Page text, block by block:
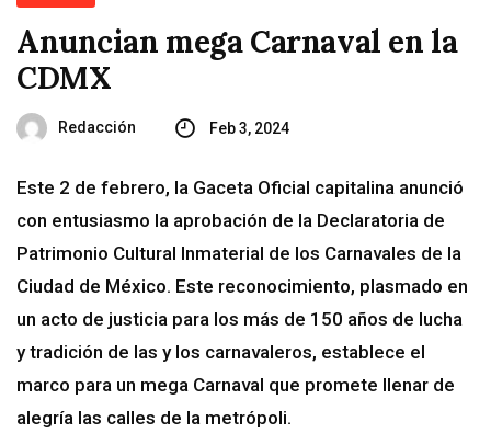
Anuncian mega Carnaval en la
CDMX
Redacción Feb 3, 2024
Este 2 de febrero, la Gaceta Oficial capitalina anunció
con entusiasmo la aprobación de la Declaratoria de
Patrimonio Cultural Inmaterial de los Carnavales de la
Ciudad de México. Este reconocimiento, plasmado en
un acto de justicia para los más de 150 años de lucha
y tradición de las y los carnavaleros, establece el
marco para un mega Carnaval que promete llenar de
alegría las calles de la metrópoli.